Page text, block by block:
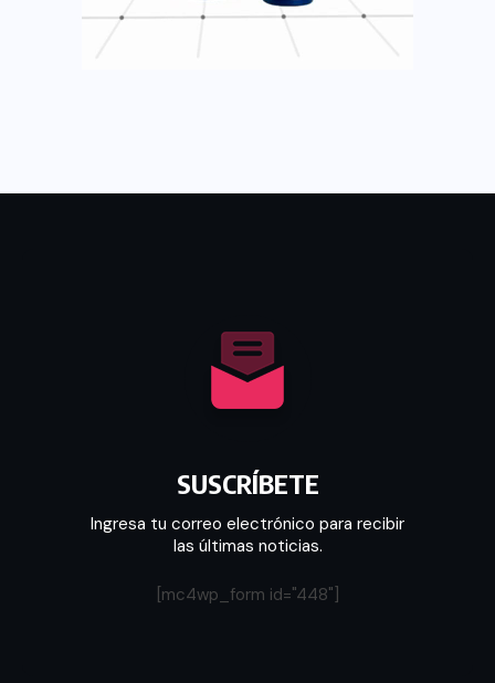
SUSCRÍBETE
Ingresa tu correo electrónico para recibir
las últimas noticias.
[mc4wp_form id="448"]